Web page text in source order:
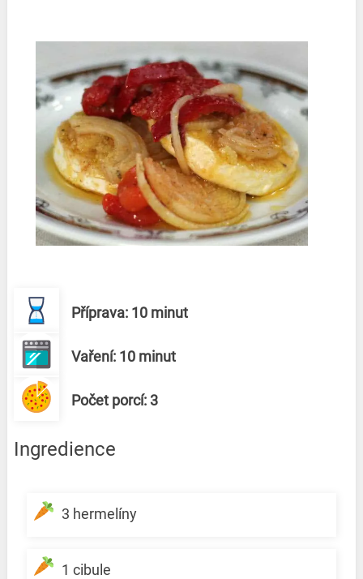
Příprava: 10 minut
Vaření: 10 minut
Počet porcí: 3
Ingredience
3 hermelíny
1 cibule